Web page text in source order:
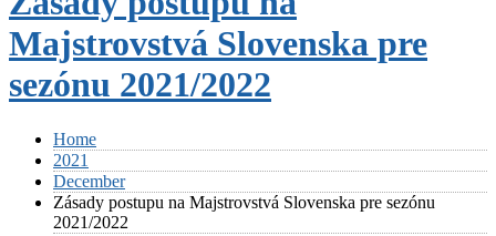
Majstrovstvá Slovenska pre
sezónu 2021/2022
Home
2021
December
Zásady postupu na Majstrovstvá Slovenska pre sezónu
2021/2022